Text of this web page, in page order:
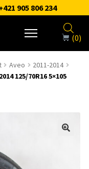
905 806 234
(0)
Aveo
2011-2014
125/70R16 5×105